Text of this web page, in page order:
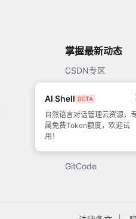
AI Shell
自然语言对话管理云资源，
属免费Token额度，欢迎试
用！
掌握最新动态
CSDN专区
开源中国
51CTO
GitCode